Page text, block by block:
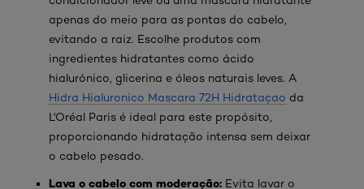
apenas do meio para as pontas do cabelo,
evitando a raiz. Escolhe produtos com
ingredientes hidratantes como ácido
hialurónico, glicerina e óleos naturais leves. A
Hidra Hialuronico Mascara 72H Hidrataçao da
L'Oréal Paris é ideal para este propósito,
proporcionando hidratação intensa sem deixar
o cabelo pesado.
Lava o cabelo com moderação: Evita lavar o